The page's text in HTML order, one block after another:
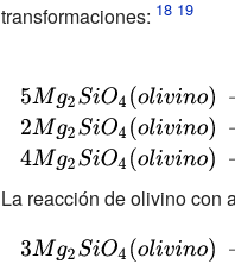
transformaciones:
{\displaystyle
5Mg_{2}SiO_{4}
(olivino)\ +\
H_{2}O\rightarrow \
(OH)_{4}
{\displaystyle
2Mg_{2}SiO_{4}
(olivino)\ +\
CO_{2}\rightarrow
{\displaystyle
4Mg_{2}SiO_{4}
+\
La reacción de olivino con
{\displaystyle